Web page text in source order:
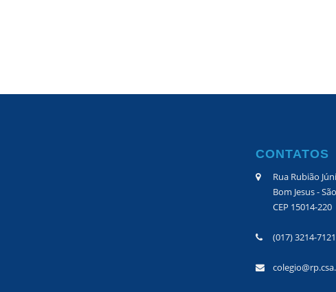
CONTATOS
Rua Rubião
Bom Jesus -
CEP 15014-220
(017) 3214-7121